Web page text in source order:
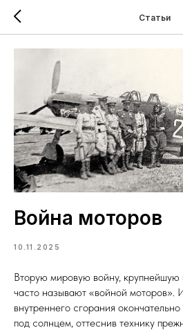
Статьи
Война моторов
10.11.2025
Вторую мировую войну, крупнейшую
часто называют «войной моторов».
внутреннего сгорания
под солнцем, оттеснив технику